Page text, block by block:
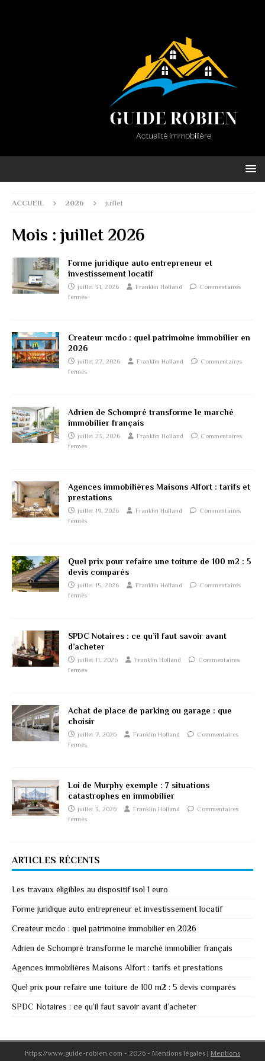
ACCUEIL 2026 juillet
Mois : juillet 2026
Forme juridique auto entrepreneur et
investissement locatif
juillet 31, 2026 Franklin Holland
Commentaires
fermés
Createur mcdo : quel patrimoine immobilier en
2026
juillet 27, 2026 Franklin Holland
Commentaires
fermés
Adrien de Schompré transforme le marché
immobilier français
juillet 23, 2026 Franklin Holland
Commentaires
fermés
Agences immobilières Maisons Alfort : tarifs et
prestations
juillet 19, 2026 Franklin Holland
Commentaires
fermés
Quel prix pour refaire une toiture de 100 m2 : 5
devis comparés
juillet 15, 2026 Franklin Holland
Commentaires
fermés
SPDC Notaires : ce qu’il faut savoir avant
d’acheter
juillet 11, 2026 Franklin Holland
Commentaires
fermés
Achat de place de parking ou garage : que
choisir
juillet 7, 2026 Franklin Holland
Commentaires
fermés
Loi de Murphy exemple : 7 situations
catastrophes en immobilier
juillet 3, 2026 Franklin Holland
Commentaires
fermés
ARTICLES RÉCENTS
Les travaux éligibles au dispositif isol 1 euro
Forme juridique auto entrepreneur et investissement locatif
Createur mcdo : quel patrimoine immobilier en 2026
Adrien de Schompré transforme le marché immobilier français
Agences immobilières Maisons Alfort : tarifs et prestations
Quel prix pour refaire une toiture de 100 m2 : 5 devis comparés
SPDC Notaires : ce qu’il faut savoir avant d’acheter
https://www.guide-robien.com - 2026 - Mentions légales | Mentions